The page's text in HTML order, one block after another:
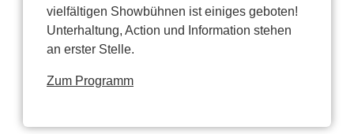
vielfältigen Showbühnen ist einiges geboten!
Unterhaltung, Action und Information stehen
an erster Stelle.
Zum Programm